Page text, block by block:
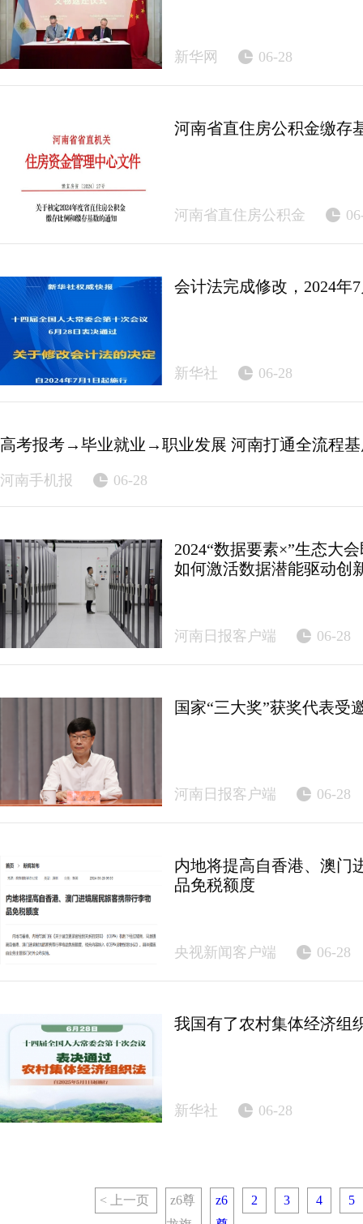
新华网 06-28
河南省直住房公积金缴存
河南省直住房公积金
会计法完成修改，2024年
新华社 06-28
高考报考→毕业就业→职业发展 河南打通全流程
河南手机报 06-28
2024“数据要素×”生态大
如何激活数据潜能驱动创
河南日报客户端 06-28
国家“三大奖”获奖代表受
河南日报客户端 06-28
内地将提高自香港、澳门
品免税额度
央视新闻客户端 06-28
我国有了农村集体经济组
新华社 06-28
< 上一页
z6尊
z6
2 3 4 5